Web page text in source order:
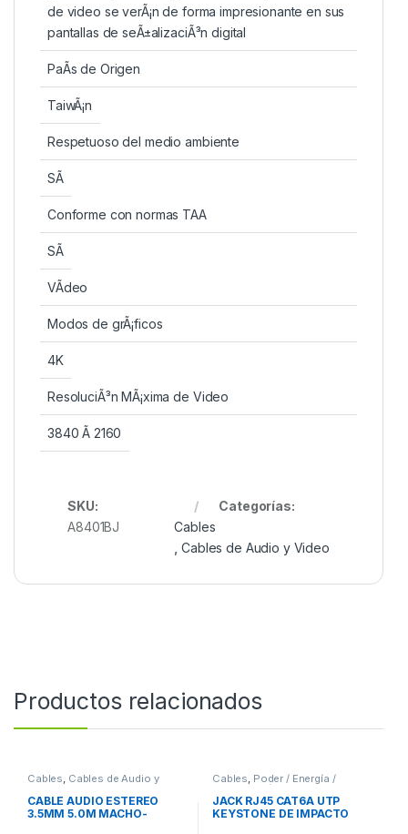
de video se verÃ¡n de forma impresionante en sus
pantallas de seÃ±alizaciÃ³n digital
PaÃ­s de Origen
TaiwÃ¡n
Respetuoso del medio ambiente
SÃ­
Conforme con normas TAA
SÃ­
VÃ­deo
Modos de grÃ¡ficos
4K
ResoluciÃ³n MÃ¡xima de Video
3840 Ã 2160
SKU:
A8401BJ
Categorías:
Cables
,Cables de Audio y Video
Productos relacionados
Cables Cables de Audio y
CABLE AUDIO ESTEREO
3.5MM 5.0M MACHO-
Cables Poder / Energía /
Alimentación
JACK RJ45 CAT6A UTP
KEYSTONE DE IMPACTO